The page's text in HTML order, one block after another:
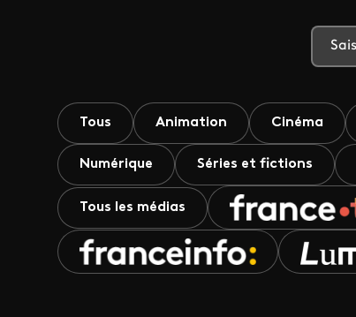
Tous Animation Cinéma
Numérique Séries et fictions
Tous les médias